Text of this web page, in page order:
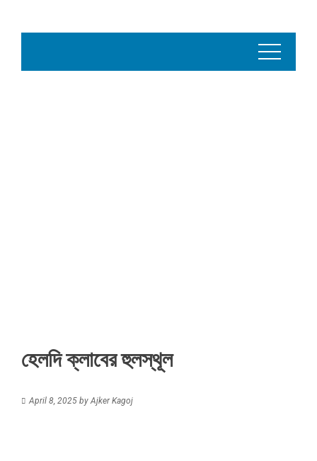
হেলদি ক্লাবের হুলস্থূল
April 8, 2025 byAjker Kagoj